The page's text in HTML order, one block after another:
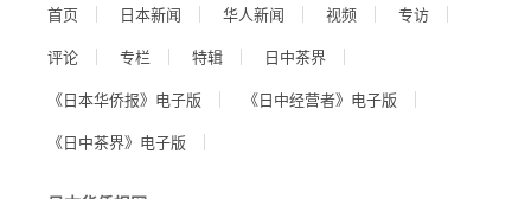
首页 日本新闻 华人新闻 视频
专访
评论
专栏 特辑
日中茶界
《日本华侨报》电子版
《日中经营者》电子版
《日中茶界》电子版